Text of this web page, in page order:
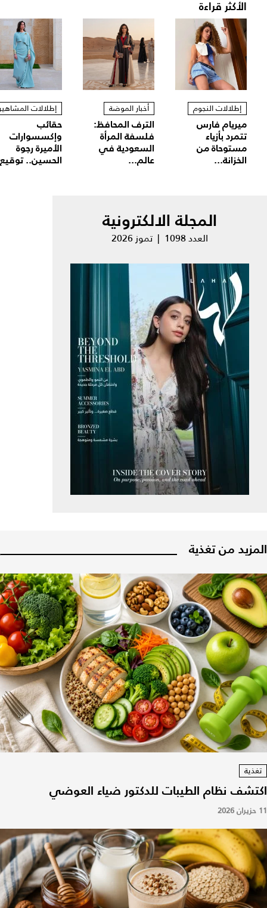
الأكثر قراءة
إطلالات النجوم
ميريام فارس
تتمرد بأزياء
مستوحاة من
الخزانة...
أخبار الموضة
الترف المحافظ:
فلسفة المرأة
السعودية في
عالم...
إطلالات
حقائب
وإكسسوارات
الأميرة رجوة
الحسين..
المجلة الالكترونية
العدد 1098 | تموز 2026
المزيد من تغذية
تغذية
اكتشف نظام الطيبات للدكتور ضياء العوضي
11 حزيران 2026